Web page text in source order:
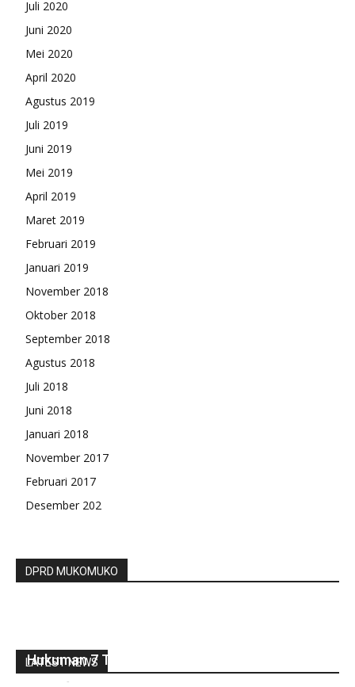
Juli 2020
Juni 2020
Mei 2020
April 2020
Agustus 2019
Juli 2019
Juni 2019
Mei 2019
April 2019
Maret 2019
Februari 2019
Januari 2019
November 2018
Oktober 2018
September 2018
Agustus 2018
Juli 2018
Juni 2018
Januari 2018
November 2017
Februari 2017
Desember 202
DPRD MUKOMUKO
LATEST NEWS
Hukuman 7 Tahun Penjara
-